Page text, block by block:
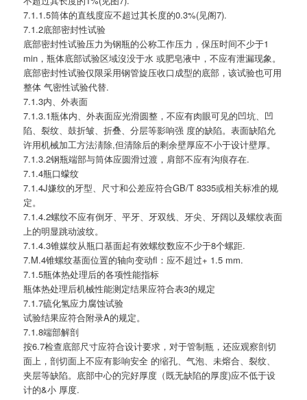
7.1.1.5筒体的直线度应不超过其长度的0.3%(见阁7).
7.1.2底部密封性试验
底部密封性试验压力为钢瓶的公称工作压力，保压时间不少于1
min，瓶体底部试验区域沒没于水 或肥皂液中，不应有泄漏现象。
底部密封性试验仅限采用钢管旋压收口成型的底部，该试验也可用
整体 气密性试验代替.
7.1.3内、外表面
7.1.3.1瓶体内、外表面应光滑圆整，不应有肉眼可见的凹坑、凹
陷、裂纹、鼓折皱、折叠、分层等影响强 度的缺陷。表面缺陷允
许用机械加工方法淸除,但清除后的剩余壁厚应不小于设计壁厚。
7.1.3.2钢瓶端部与筒体应圆滑过渡，肩部不应有沟痕存在.
7.1.4瓶口蠓纹
7.1.4J嫌纹的牙型、尺寸和公差应符合GB/T 8335或相关标准的规
定。
7.1.4.2螺纹不应有倒牙、平牙、牙双线、牙尖、牙阔以及螺纹表面
上的明显跳动波纹。
7.1.4.3锥媒纹从瓶口基面起有效螺纹数应不少于8个螺距.
7.M.4锥螺纹基面位置的轴向变动fl：应不超过+ 1.5 mm.
7.1.5瓶体热处理后的各项性能指标
瓶体热处理后机械性能测定结果应符合表3的规定
7.1.7硫化氢应力腐蚀试验
试验结果应符合附录A的规定。
7.1.8端部解剖
按6.7检查底部尺寸应符合设计要求，对于管制瓶，还应观察剖切
面上，剖切面上不应有影响安全 的缩孔、气泡、未熔合、裂纹、
夹层等缺陷。底部中心的完好厚度（既无缺陷的厚度)应不低于设
计的&小 厚度.